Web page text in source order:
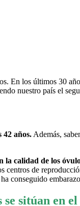
En los últimos 30
nuestro país el
42 años.Además,
calidad de los
de
conseguido
sitúan en